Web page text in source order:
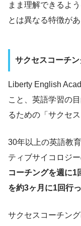
まま理解できるよ
とは異なる特徴があ
サクセスコーチン
Liberty English
こと、英語学習の
るための「サクセ
30年以上の英語教
ティブサイコロジー
コーチングを週に1
を約3ヶ月に1回行
サクセスコーチング